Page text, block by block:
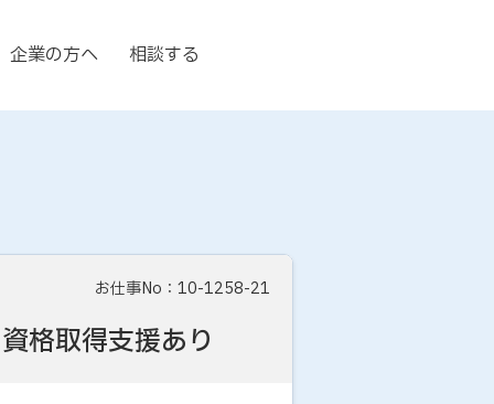
企業の方へ 相談する
お仕事No：10-1258-21
格取得支援あり